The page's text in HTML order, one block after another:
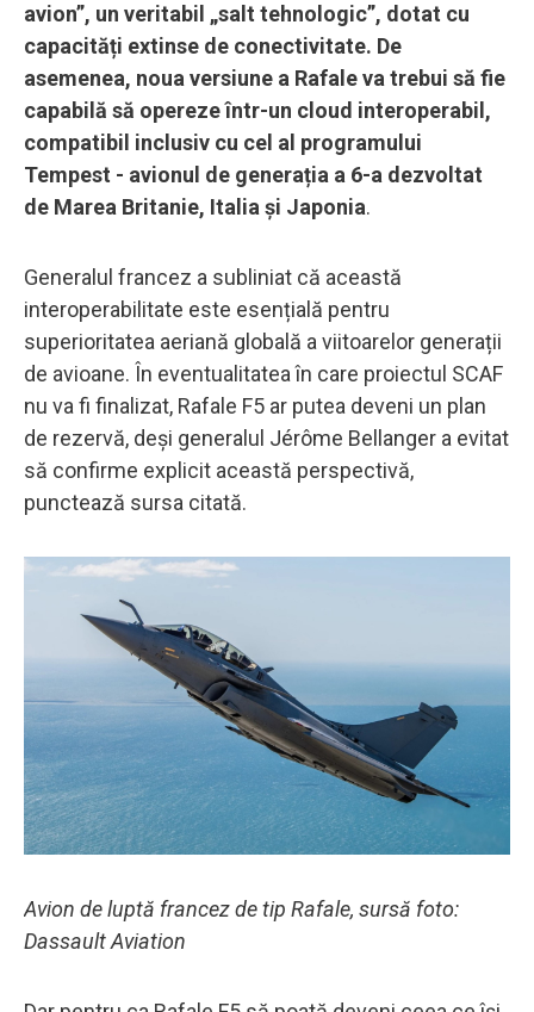
avion”, un veritabil „salt tehnologic”, dotat cu
capacități extinse de conectivitate. De
asemenea, noua versiune a Rafale va trebui să fie
capabilă să opereze într-un cloud interoperabil,
compatibil inclusiv cu cel al programului
Tempest - avionul de generația a 6-a dezvoltat
de Marea Britanie, Italia și Japonia.
Generalul francez a subliniat că această
interoperabilitate este esențială pentru
superioritatea aeriană globală a viitoarelor generații
de avioane. În eventualitatea în care proiectul SCAF
nu va fi finalizat, Rafale F5 ar putea deveni un plan
de rezervă, deși generalul Jérôme Bellanger a evitat
să confirme explicit această perspectivă,
punctează sursa citată.
Avion de luptă francez de tip Rafale, sursă foto:
Dassault Aviation